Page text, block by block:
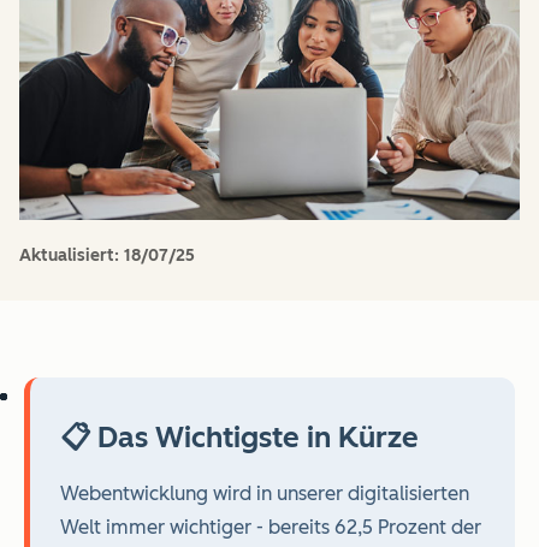
Aktualisiert: 18/07/25
📋 Das Wichtigste in Kürze
Webentwicklung wird in unserer digitalisierten
Welt immer wichtiger - bereits 62,5 Prozent der